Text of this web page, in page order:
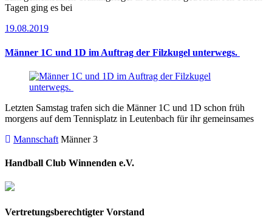
Tagen ging es bei
19.08.2019
Männer 1C und 1D im Auftrag der Filzkugel unterwegs.
Letzten Samstag trafen sich die Männer 1C und 1D schon früh
morgens auf dem Tennisplatz in Leutenbach für ihr gemeinsames
Mannschaft Männer 3
Handball Club Winnenden e.V.
Vertretungsberechtigter Vorstand